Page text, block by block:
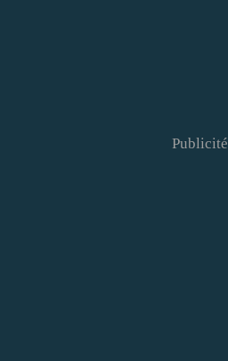
Publicité